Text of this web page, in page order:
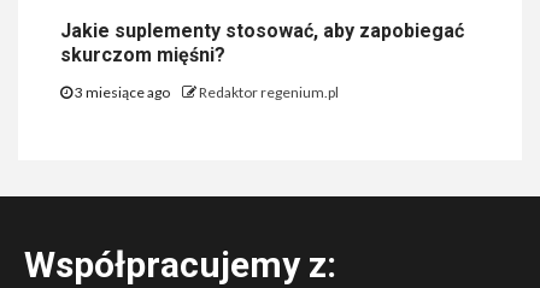
Jakie suplementy stosować, aby zapobiegać
skurczom mięśni?
3 miesiące ago Redaktor regenium.pl
Współpracujemy z: